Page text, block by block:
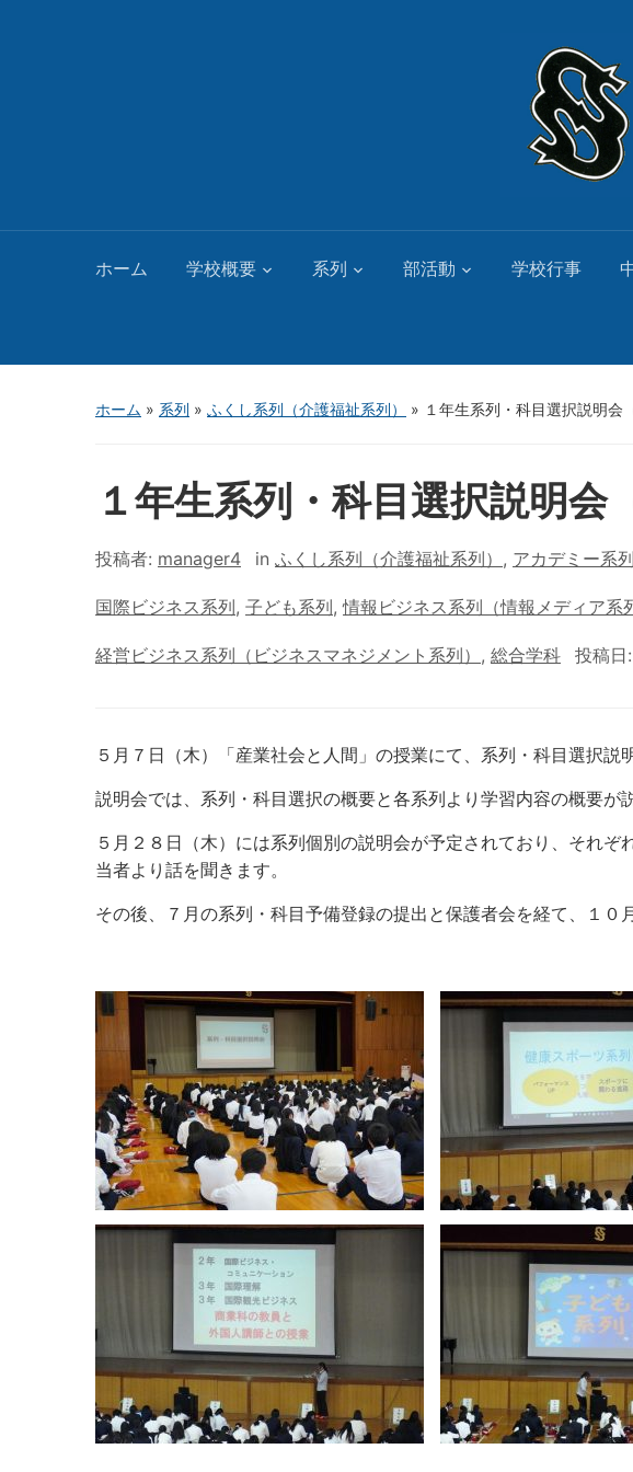
ホーム 学校概要 系列 部活動 学校行事
ホーム » 系列 » ふくし系列（介護福祉系列） » １年生系列・科目選択説明会
１年生系列・科目選択説明会
投稿者: manager4 in ふくし系列（介護福祉系列） , アカデミー系列
国際ビジネス系列, 子ども系列,情報ビジネス系列（情報メディア系
経営ビジネス系列（ビジネスマネジメント系列） , 総合学科 投稿日:
５月７日（木）「産業社会と人間」の授業にて、系列・科目選択説
説明会では、系列・科目選択の概要と各系列より学習内容の概要が
５月２８日（木）には系列個別の説明会が予定されており、それ
当者より話を聞きます。
その後、７月の系列・科目予備登録の提出と保護者会を経て、１０